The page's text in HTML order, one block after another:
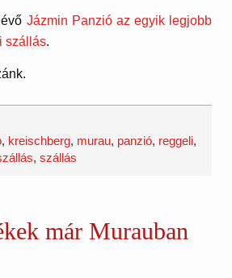
Jázmin Panzió az egyik legjobb
szállás.
, kreischberg, murau, panzió, reggeli,
,szállás
már Murauban